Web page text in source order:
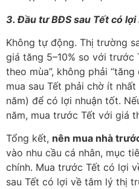
3. Đầu tư BĐS sau Tết có
Không tự động. Thị trường
giá tăng 5–10% so với trước
theo mùa”, không phải
mua sau Tết phải chờ ít
năm) để có lợi nhuận tốt.
năm, mua trước Tết với giá
Tổng kết, nên mua nhà
vào nhu cầu cá nhân, mục
chính. Mua trước Tết có lợi
sau Tết có lợi về tâm lý thị